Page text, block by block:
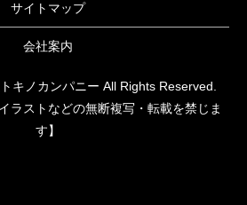
サイトマップ
会社案内
キノカンパニー All Rights Reserved.
ラストなどの無断複写・転載を禁じま
す】